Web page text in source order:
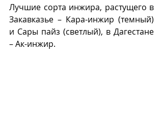
Лучшие сорта инжира, растущего в
Закавказье – Кара-инжир (темный)
и Сары пайз (светлый), в Дагестане
– Ак-инжир.